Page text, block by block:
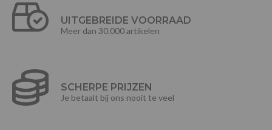
UITGEBREIDE VOORRAAD
Meer dan 30.000 artikelen
SCHERPE PRIJZEN
Je betaalt bij ons nooit te veel